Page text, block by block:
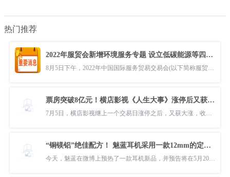
热门推荐
2022年服贸会新增环境服务专题 设立低碳能源等四大专区
8月5日下午，2022年中国国际服务贸易交易会(以下简称服贸会)环境服务专题展媒体通气会在北京召开。作为2022年服贸会的新增专题，环境服务专
票房突破8亿元！横店影视《人生大事》涨停后又获大涨
7月5日，横店影视继上一个交易日涨停之后，又获大涨，收盘报15 63元 股，涨幅6 33%。消息面上，温情影片《人生大事》，成为今年暑期档刚开
“铜镁铝”绝佳配方！ 魅蓝耳机采用一款12mm的定制动圈发声单元
今天，魅蓝在微博上预热了一款耳机新品，并预告将在5月20日正式发布。根据预热信息，这款耳机采用了一款12mm的定制动圈发声单元，搭配柔性T